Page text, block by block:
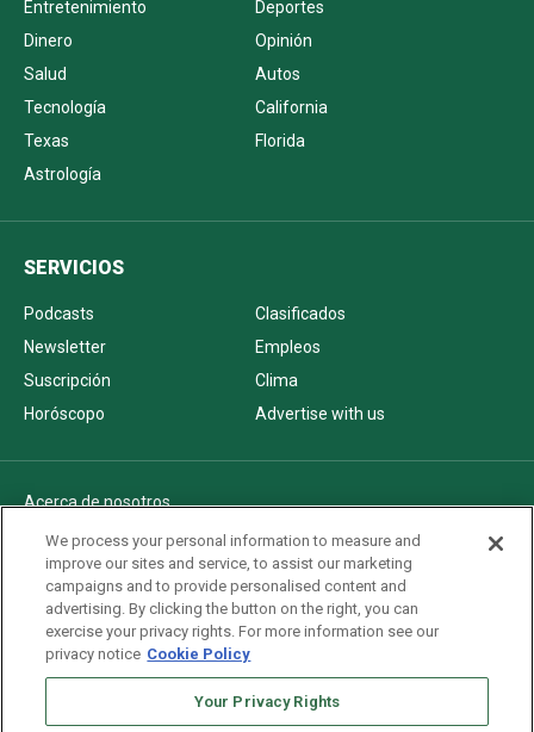
Entretenimiento
Deportes
Dinero
Opinión
Salud
Autos
Tecnología
California
Texas
Florida
Astrología
SERVICIOS
Podcasts
Clasificados
Newsletter
Empleos
Suscripción
Clima
Horóscopo
Advertise with us
Acerca de nosotros
Politica de privacidad
Pautas Editoriales
AdChoices
Advertise with us
Newsletters
We process your personal information to measure and
improve our sites and service, to assist our marketing
campaigns and to provide personalised content and
advertising. By clicking the button on the right, you can
exercise your privacy rights. For more information see our
privacy notice Cookie Policy
Your Privacy Rights